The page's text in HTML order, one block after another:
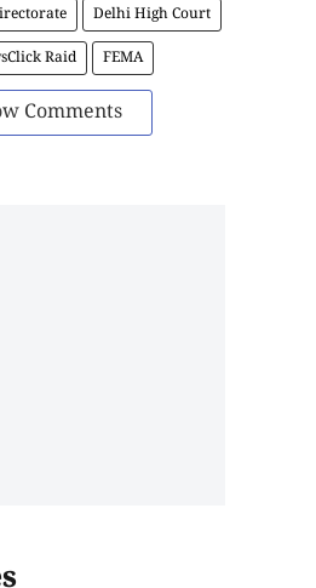
Delhi High Court
Raid FEMA
Comments